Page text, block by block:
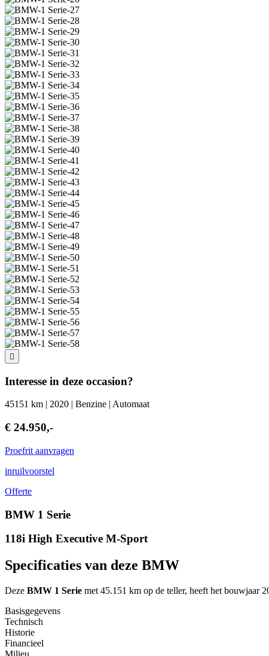
Interesse in deze occasion?
45151 km | 2020 | Benzine | Automaat
€ 24.950,-
Proefrit aanvragen
inruilvoorstel
Offerte
BMW 1 Serie
118i High Executive M-Sport
Specificaties van deze BMW
Deze BMW 1 Serie met 45.151 km op de teller, heeft het bouwjaar
Basisgegevens
Technisch
Historie
Financieel